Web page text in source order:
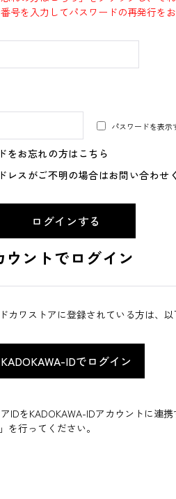
号を入力してパスワードの再発行をお
パスワードを表示
をお忘れの方はこちら
レスがご不明の場合はお問い合わせ
ウントでログイン
カワストアに登録されている方は、
IDをKADOKAWA-IDアカウントに連
を行ってください。